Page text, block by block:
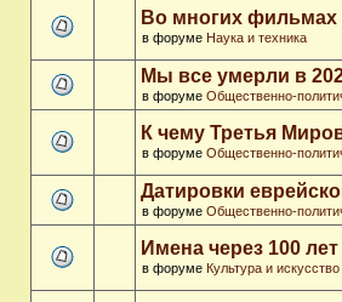
Во многих фильмах
в форуме Наука и техника
Мы все умерли в
в форуме Общественно-
К чему Третья
в форуме Общественно-
Датировки
в форуме Общественно-
Имена через 100 лет
в форуме Культура и искусство